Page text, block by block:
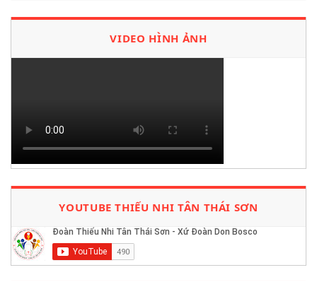
VIDEO HÌNH ẢNH
YOUTUBE THIẾU NHI TÂN THÁI SƠN